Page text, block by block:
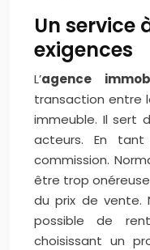
Un service
exigences
L’agence
transaction entre
immeuble. Il sert
acteurs. En
commission.
être trop
du prix de vente.
possible de
choisissant un